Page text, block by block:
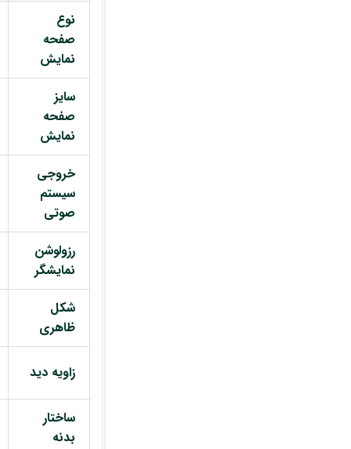
نوع
صفحه
نمایش
سایز
صفحه
نمایش
خروجی
سیستم
صوتی
رزولوشن
نمایشگر
شکل
ظاهری
زاویه دید
ساختار
بدنه